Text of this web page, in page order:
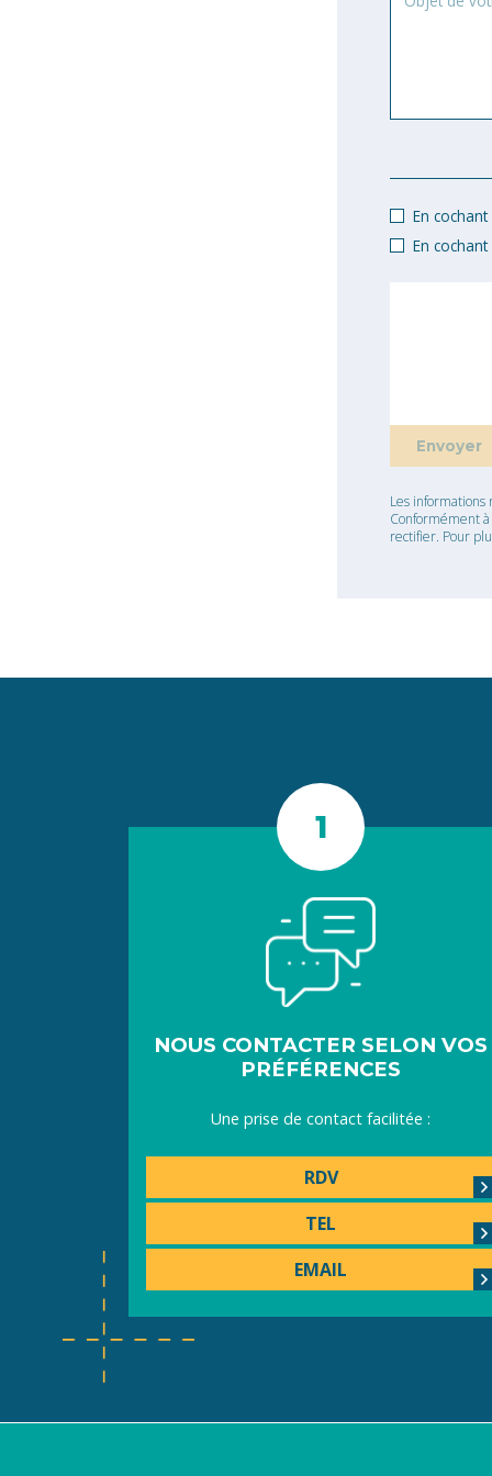
En
En
Les
Conformément
rectifier. Pour
NOUS CONTACTER SELON VOS
PRÉFÉRENCES
Une prise de contact facilitée :
RDV
TEL
EMAIL